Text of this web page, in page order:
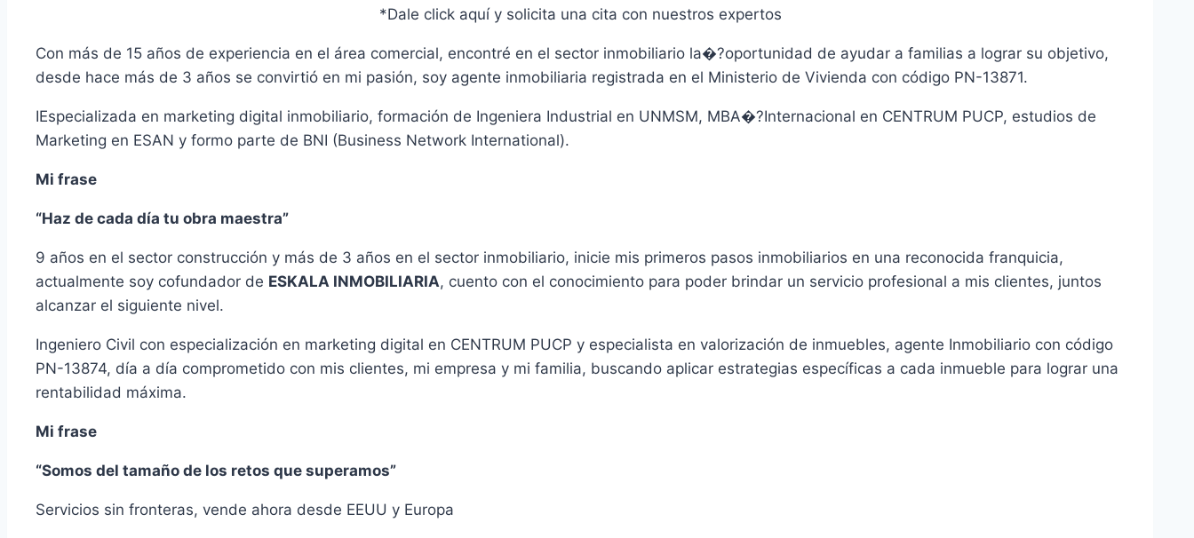
*Dale click aquí y solicita una cita con nuestros expertos
Con más de 15 años de experiencia en el área comercial, encontré en el sector inmobiliario la�?oportunidad de ayudar a familias a lograr su objetivo,
desde hace más de 3 años se convirtió en mi pasión, soy agente inmobiliaria registrada en el Ministerio de Vivienda con código PN-13871.
IEspecializada en marketing digital inmobiliario, formación de Ingeniera Industrial en UNMSM, MBA�?Internacional en CENTRUM PUCP, estudios de
Marketing en ESAN y formo parte de BNI (Business Network International).
Mi frase
“Haz de cada día tu obra maestra”
9 años en el sector construcción y más de 3 años en el sector inmobiliario, inicie mis primeros pasos inmobiliarios en una reconocida franquicia,
actualmente soy cofundador de ESKALA INMOBILIARIA, cuento con el conocimiento para poder brindar un servicio profesional a mis clientes, juntos
alcanzar el siguiente nivel.
Ingeniero Civil con especialización en marketing digital en CENTRUM PUCP y especialista en valorización de inmuebles, agente Inmobiliario con código
PN-13874, día a día comprometido con mis clientes, mi empresa y mi familia, buscando aplicar estrategias específicas a cada inmueble para lograr una
rentabilidad máxima.
Mi frase
“Somos del tamaño de los retos que superamos”
Servicios sin fronteras, vende ahora desde EEUU y Europa